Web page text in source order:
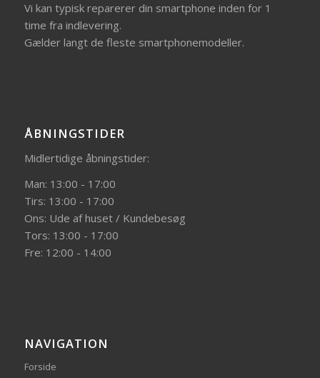
Vi kan typisk reparerer din smartphone inden for 1
time fra indlevering.
Gælder langt de fleste smartphonemodeller.
ÅBNINGSTIDER
Midlertidige åbningstider:
Man: 13:00 - 17:00
Tirs: 13:00 - 17:00
Ons: Ude af huset / Kundebesøg
Tors: 13:00 - 17:00
Fre: 12:00 - 14:00
NAVIGATION
Forside